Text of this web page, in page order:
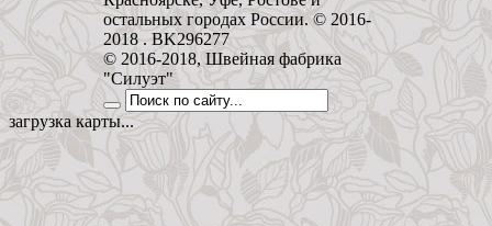
остальных городах России. © 2016-
2018 . BK296277
© 2016-2018, Швейная фабрика
"Силуэт"
загрузка карты...